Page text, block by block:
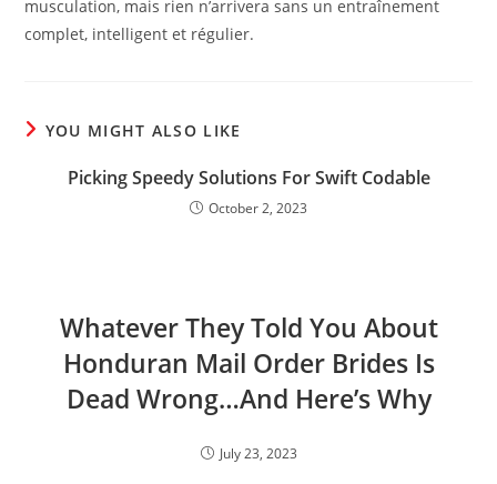
musculation, mais rien n’arrivera sans un entraînement
complet, intelligent et régulier.
YOU MIGHT ALSO LIKE
Picking Speedy Solutions For Swift Codable
October 2, 2023
Whatever They Told You About
Honduran Mail Order Brides Is
Dead Wrong…And Here’s Why
July 23, 2023